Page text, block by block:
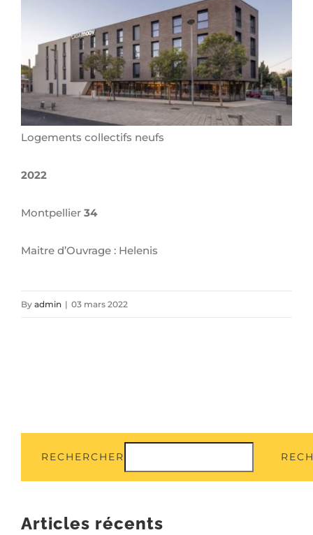
Logements collectifs neufs
2022
Montpellier 34
Maitre d’Ouvrage : Helenis
By admin | 03 mars 2022
RECHERCHER
Articles récents